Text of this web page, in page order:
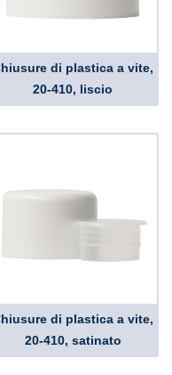
di plastica a vite,
20-410, liscio
di plastica a vite,
20-410, satinato